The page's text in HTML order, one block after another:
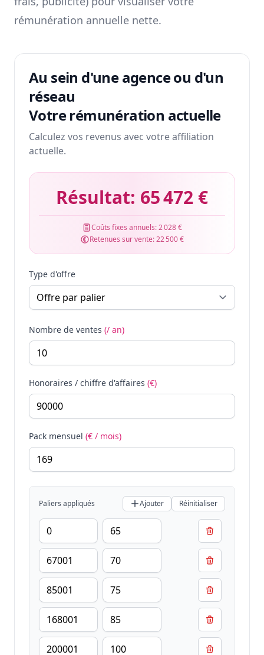
rémunération annuelle nette.
Au sein d'une agence ou d'un
réseau
Votre rémunération actuelle
Calculez vos revenus avec votre affiliation
actuelle.
Résultat: 65 472 €
Coûts fixes annuels:2 028 €
Retenues sur vente:22 500 €
Type d'offre
Nombre de ventes (/ an)
Honoraires / chiffre d'affaires (€)
Pack mensuel (€ / mois)
Paliers appliqués Ajouter Réinitialiser